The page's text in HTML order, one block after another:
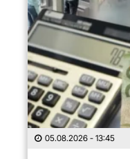
05.08.2026 - 13:45